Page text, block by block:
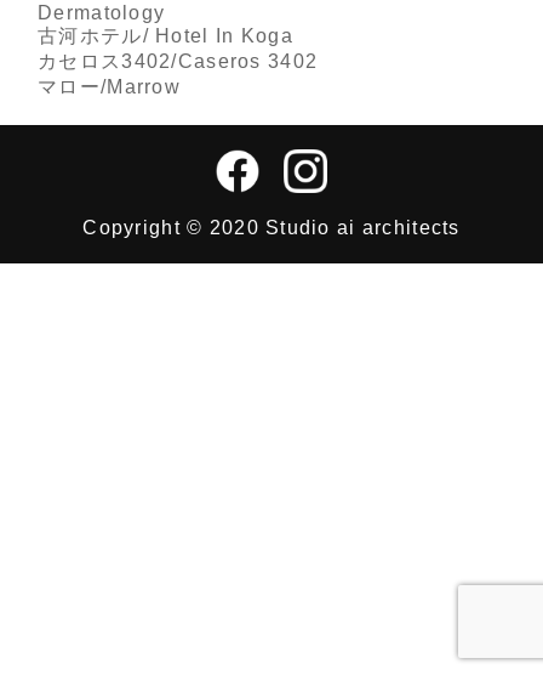
Dermatology
古河ホテル/ Hotel In Koga
カセロス3402/Caseros 3402
マロー/Marrow
Copyright © 2020 Studio ai architects